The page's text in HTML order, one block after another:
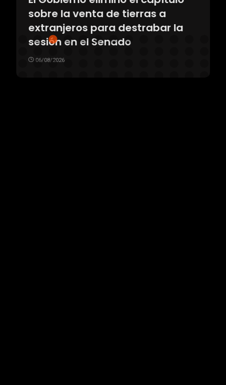
sobre la venta de tierras a
extranjeros para destrabar la
sesión en el Senado
06/08/2026